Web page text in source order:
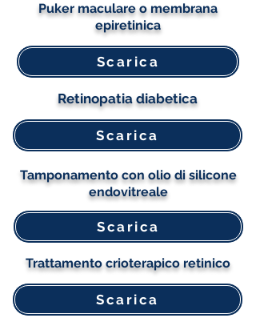
Puker maculare o membrana
epiretinica
Scarica
Retinopatia diabetica
Scarica
Tamponamento con olio di silicone
endovitreale
Scarica
Trattamento crioterapico retinico
Scarica